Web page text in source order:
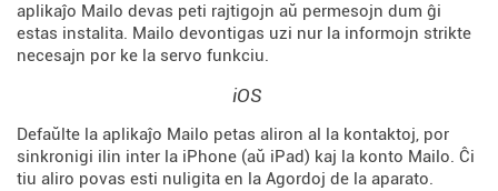
aplikaĵo Mailo devas peti rajtigojn aŭ permesojn dum ĝi
estas instalita. Mailo devontigas uzi nur la informojn strikte
necesajn por ke la servo funkciu.
iOS
Defaŭlte la aplikaĵo Mailo petas aliron al la kontaktoj, por
sinkronigi ilin inter la iPhone (aŭ iPad) kaj la konto Mailo. Ĉi
tiu aliro povas esti nuligita en la Agordoj de la aparato.